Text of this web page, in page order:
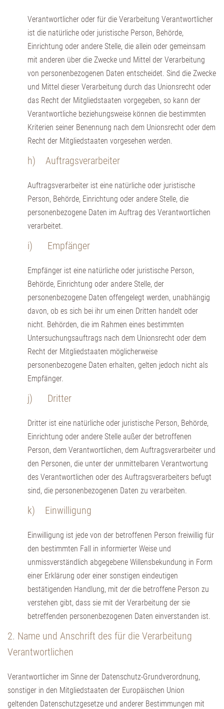
Verantwortlicher oder für die Verarbeitung Verantwortlicher
ist die natürliche oder juristische Person, Behörde,
Einrichtung oder andere Stelle, die allein oder gemeinsam
mit anderen über die Zwecke und Mittel der Verarbeitung
von personenbezogenen Daten entscheidet. Sind die Zwecke
und Mittel dieser Verarbeitung durch das Unionsrecht oder
das Recht der Mitgliedstaaten vorgegeben, so kann der
Verantwortliche beziehungsweise können die bestimmten
Kriterien seiner Benennung nach dem Unionsrecht oder dem
Recht der Mitgliedstaaten vorgesehen werden.
h) Auftragsverarbeiter
Auftragsverarbeiter ist eine natürliche oder juristische
Person, Behörde, Einrichtung oder andere Stelle, die
personenbezogene Daten im Auftrag des Verantwortlichen
verarbeitet.
i) Empfänger
Empfänger ist eine natürliche oder juristische Person,
Behörde, Einrichtung oder andere Stelle, der
personenbezogene Daten offengelegt werden, unabhängig
davon, ob es sich bei ihr um einen Dritten handelt oder
nicht. Behörden, die im Rahmen eines bestimmten
Untersuchungsauftrags nach dem Unionsrecht oder dem
Recht der Mitgliedstaaten möglicherweise
personenbezogene Daten erhalten, gelten jedoch nicht als
Empfänger.
j) Dritter
Dritter ist eine natürliche oder juristische Person, Behörde,
Einrichtung oder andere Stelle außer der betroffenen
Person, dem Verantwortlichen, dem Auftragsverarbeiter und
den Personen, die unter der unmittelbaren Verantwortung
des Verantwortlichen oder des Auftragsverarbeiters befugt
sind, die personenbezogenen Daten zu verarbeiten.
k) Einwilligung
Einwilligung ist jede von der betroffenen Person freiwillig für
den bestimmten Fall in informierter Weise und
unmissverständlich abgegebene Willensbekundung in Form
einer Erklärung oder einer sonstigen eindeutigen
bestätigenden Handlung, mit der die betroffene Person zu
verstehen gibt, dass sie mit der Verarbeitung der sie
betreffenden personenbezogenen Daten einverstanden ist.
2. Name und Anschrift des für die Verarbeitung
Verantwortlichen
Verantwortlicher im Sinne der Datenschutz-Grundverordnung,
sonstiger in den Mitgliedstaaten der Europäischen Union
geltenden Datenschutzgesetze und anderer Bestimmungen mit